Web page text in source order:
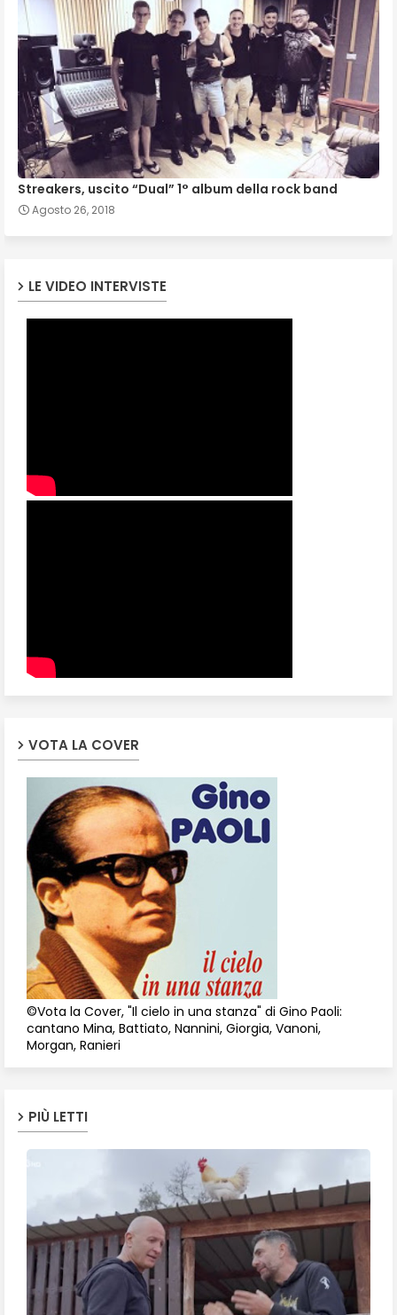
Streakers, uscito “Dual” 1° album della rock band
Agosto 26, 2018
LE VIDEO INTERVISTE
VOTA LA COVER
©Vota la Cover, "Il cielo in una stanza" di Gino Paoli:
cantano Mina, Battiato, Nannini, Giorgia, Vanoni,
Morgan, Ranieri
PIÙ LETTI